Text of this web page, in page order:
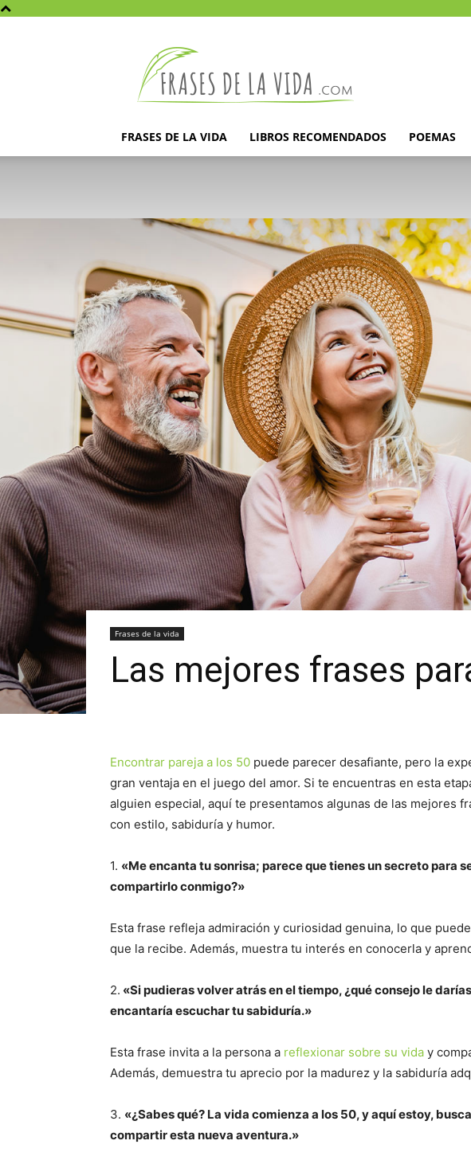
la
vida
FRASES DE LA VIDA LIBROS RECOMENDADOS POEMAS
Frases de la vida
Las mejores frases
Encontrar pareja a los 50 puede parecer desafiante, pero la
gran ventaja en el juego del amor. Si te encuentras en esta
alguien especial, aquí te presentamos algunas de las mejores
con estilo, sabiduría y humor.
1. «Me encanta tu sonrisa; parece que tienes un secreto para
compartirlo conmigo?»
Esta frase refleja admiración y curiosidad genuina, lo que
que la recibe. Además, muestra tu interés en conocerla y
2. «Si pudieras volver atrás en el tiempo, ¿qué consejo le
encantaría escuchar tu sabiduría.»
Esta frase invita a la persona a reflexionar sobre su vida y
Además, demuestra tu aprecio por la madurez y la sabiduría
3. «¿Sabes qué? La vida comienza a los 50, y aquí estoy,
compartir esta nueva aventura.»